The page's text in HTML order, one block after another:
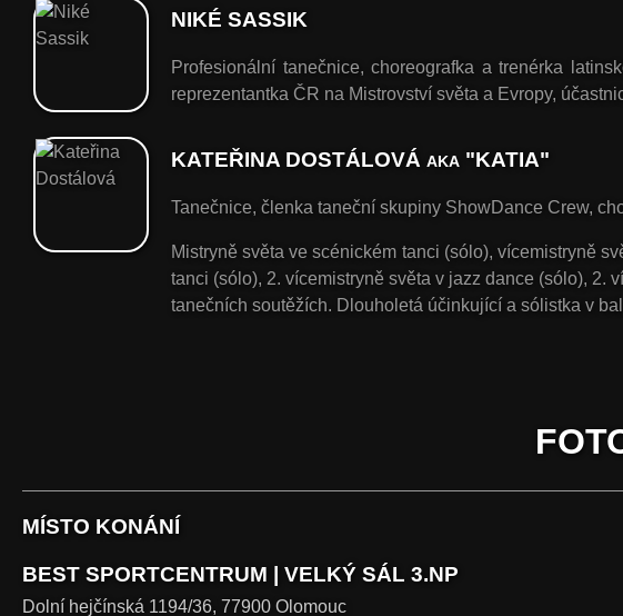
NIKÉ SASSIK
Profesionální tanečnice, choreografka a trenérka
reprezentantka ČR na Mistrovství světa a Evropy,
KATEŘINA DOSTÁLOVÁ AKA "KATIA"
Tanečnice, členka taneční skupiny ShowDance Crew,
Mistryně světa ve scénickém tanci (sólo), vícemistryně
tanci (sólo), 2. vícemistryně světa v jazz dance (sólo), 2.
tanečních soutěžích. Dlouholetá účinkující a sólistka v
MÍSTO KONÁNÍ
BEST SPORTCENTRUM | VELKÝ SÁL 3.NP
Dolní hejčínská 1194/36, 77900 Olomouc